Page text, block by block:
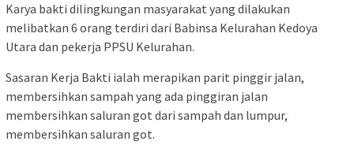
Karya bakti dilingkungan masyarakat yang dilakukan
melibatkan 6 orang terdiri dari Babinsa Kelurahan Kedoya
Utara dan pekerja PPSU Kelurahan.
Sasaran Kerja Bakti ialah merapikan parit pinggir jalan,
membersihkan sampah yang ada pinggiran jalan
membersihkan saluran got dari sampah dan lumpur,
membersihkan saluran got.